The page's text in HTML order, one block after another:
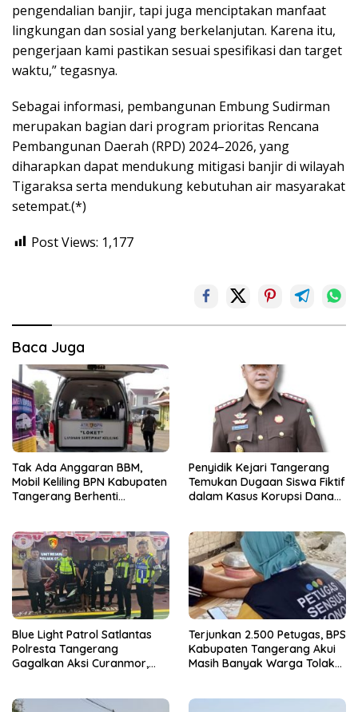
pengendalian banjir, tapi juga menciptakan manfaat
lingkungan dan sosial yang berkelanjutan. Karena itu,
pengerjaan kami pastikan sesuai spesifikasi dan target
waktu,” tegasnya.
Sebagai informasi, pembangunan Embung Sudirman
merupakan bagian dari program prioritas Rencana
Pembangunan Daerah (RPD) 2024–2026, yang
diharapkan dapat mendukung mitigasi banjir di wilayah
Tigaraksa serta mendukung kebutuhan air masyarakat
setempat.(*)
Post Views: 1,177
Baca Juga
Tak Ada Anggaran BBM,
Mobil Keliling BPN Kabupaten
Tangerang Berhenti
Penyidik Kejari Tangerang
Temukan Dugaan Siswa Fiktif
dalam Kasus Korupsi Dana
Blue Light Patrol Satlantas
Polresta Tangerang
Gagalkan Aksi Curanmor,
Terjunkan 2.500 Petugas, BPS
Kabupaten Tangerang Akui
Masih Banyak Warga Tolak